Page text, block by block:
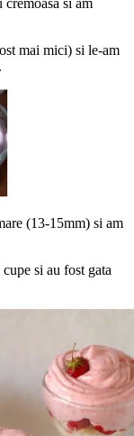
mai mici) si le-am
(13-15mm) si am
si au fost gata